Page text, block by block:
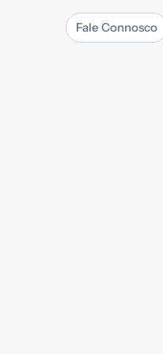
Fale Connosco